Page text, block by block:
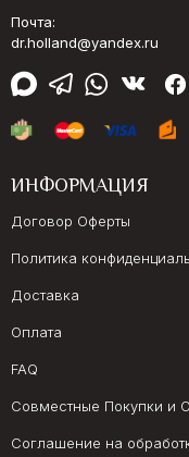
Почта:
dr.holland@yandex.ru
ИНФОРМАЦИЯ
Договор Оферты
Политика
Доставка
Оплата
FAQ
Совместные Покупки и
Соглашение на